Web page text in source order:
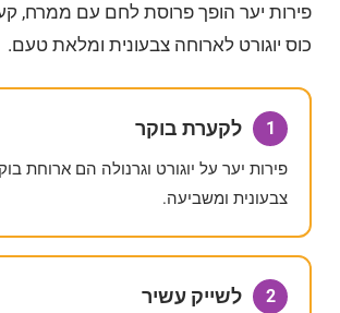
פירות יער הופך פרוסת לחם עם ממרח,
כוס יוגורט לארוחה צבעונית ומלאת טעם.
1 לקערת בוקר
פירות יער על יוגורט וגרנולה הם ארוחת
צבעונית ומשביעה.
2 לשייק עשיר